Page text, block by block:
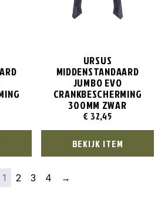
URSUS
MIDDENSTANDAARD
JUMBO EVO
CRANKBESCHERMING
300MM ZWAR
€ 32,45
BEKIJK ITEM
1 2 3 4 →